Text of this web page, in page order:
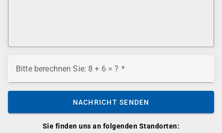
Sie finden uns an folgenden Standorten:
Bitte berechnen Sie: 8 + 6 = ?
NACHRICHT SENDEN